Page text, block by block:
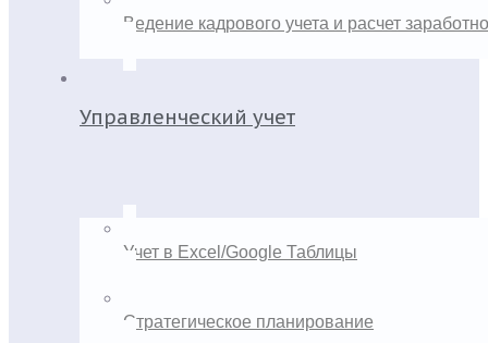
Ведение кадрового учета и расчет
Управленческий учет
Учет в Excel/Google Таблицы
Стратегическое планирование